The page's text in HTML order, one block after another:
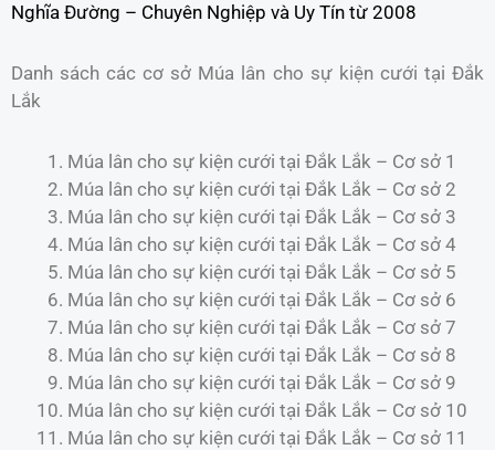
Nghĩa Đường – Chuyên Nghiệp và Uy Tín từ 2008
Danh sách các cơ sở Múa lân cho sự kiện cưới tại Đắk
Lắk
Múa lân cho sự kiện cưới tại Đắk Lắk – Cơ sở 1
Múa lân cho sự kiện cưới tại Đắk Lắk – Cơ sở 2
Múa lân cho sự kiện cưới tại Đắk Lắk – Cơ sở 3
Múa lân cho sự kiện cưới tại Đắk Lắk – Cơ sở 4
Múa lân cho sự kiện cưới tại Đắk Lắk – Cơ sở 5
Múa lân cho sự kiện cưới tại Đắk Lắk – Cơ sở 6
Múa lân cho sự kiện cưới tại Đắk Lắk – Cơ sở 7
Múa lân cho sự kiện cưới tại Đắk Lắk – Cơ sở 8
Múa lân cho sự kiện cưới tại Đắk Lắk – Cơ sở 9
Múa lân cho sự kiện cưới tại Đắk Lắk – Cơ sở 10
Múa lân cho sự kiện cưới tại Đắk Lắk – Cơ sở 11